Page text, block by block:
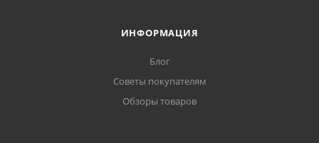
ИНФОРМАЦИЯ
Блог
Советы покупателям
Обзоры товаров